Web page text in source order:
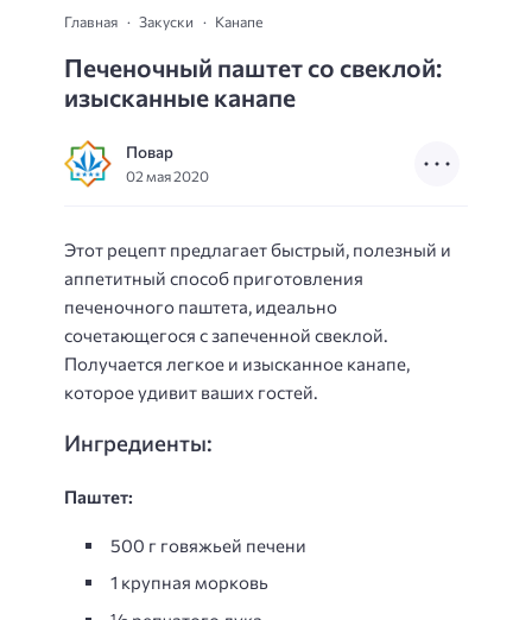
Главная Закуски Канапе
Печеночный паштет со свеклой:
изысканные канапе
Повар
02 мая 2020
Этот рецепт предлагает быстрый, полезный и
аппетитный способ приготовления
печеночного паштета, идеально
сочетающегося с запеченной свеклой.
Получается легкое и изысканное канапе,
которое удивит ваших гостей.
Ингредиенты:
Паштет:
500 г говяжьей печени
1 крупная морковь